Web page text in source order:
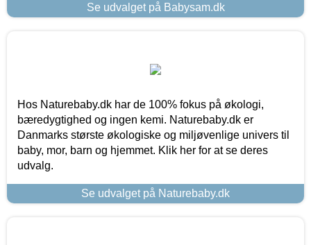
Se udvalget på Babysam.dk
Hos Naturebaby.dk har de 100% fokus på økologi,
bæredygtighed og ingen kemi. Naturebaby.dk er
Danmarks største økologiske og miljøvenlige univers til
baby, mor, barn og hjemmet. Klik her for at se deres
udvalg.
Se udvalget på Naturebaby.dk